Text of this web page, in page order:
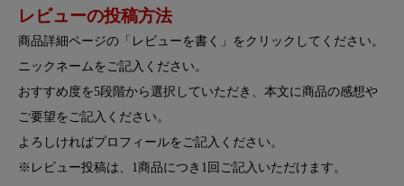
レビューの投稿方法
商品詳細ページの「レビューを書く」をクリックしてください。
ニックネームをご記入ください。
おすすめ度を5段階から選択していただき、本文に商品の感想や
ご要望をご記入ください。
よろしければプロフィールをご記入ください。
※レビュー投稿は、1商品につき1回ご記入いただけます。